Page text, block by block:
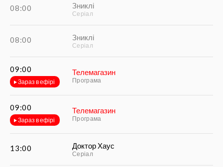
08:00 Зниклі
Серіал
08:00 Зниклі
Серіал
09:00
Зараз в ефірі
Телемагазин
Програма
09:00
Зараз в ефірі
Телемагазин
Програма
13:00 Доктор Хаус
Серіал